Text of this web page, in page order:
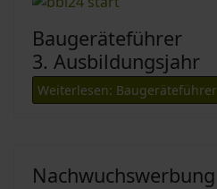
Baugeräteführer
3. Ausbildungsjahr
Weiterlesen:
Nachwuchswerbung